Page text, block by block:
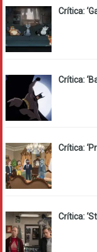
Crítica:
Crítica:
Crítica:
Crítica: